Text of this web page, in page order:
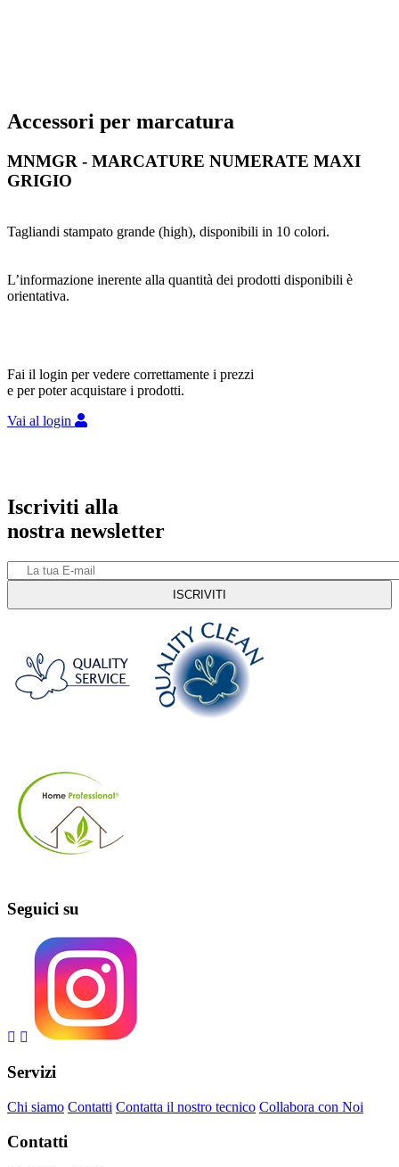
Accessori per marcatura
MNMGR - MARCATURE NUMERATE MAXI
GRIGIO
Tagliandi stampato grande (high), disponibili in 10 colori.
L’informazione inerente alla quantità dei prodotti disponibili è
orientativa.
Fai il login per vedere correttamente i prezzi
e per poter acquistare i prodotti.
Vai al login
Iscriviti alla
nostra newsletter
Seguici su
Servizi
Chi siamo Contatti Contatta il nostro tecnico Collabora con Noi
Contatti